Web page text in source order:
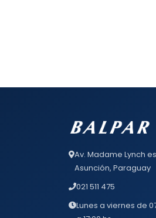
Av. Madame Lynch
Asunción, Paraguay
021 511 475
Lunes a viernes de